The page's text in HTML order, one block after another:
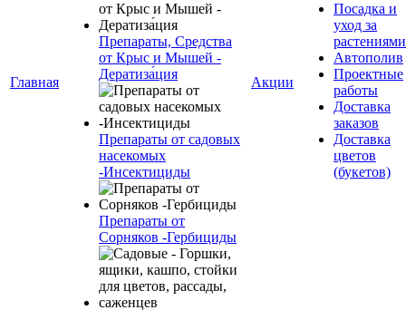
Главная
Препараты, Средства
от Крыс и Мышей -
Дератиза́ция
Препараты от садовых
насекомых
-Инсектициды
Препараты от
Сорняков -Гербициды
Акции
Посадка и
уход за
растениями
Автополив
Проектные
работы
Доставка
заказов
Доставка
цветов
(букетов)